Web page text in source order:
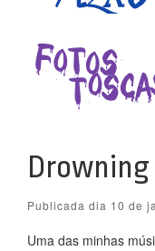
Drowning
Publicada dia 10 de
Uma das minhas